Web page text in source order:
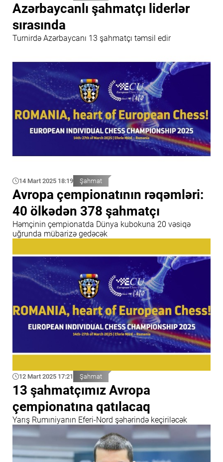
Azərbaycanlı şahmatçı liderlər
sırasında
Turnirdə Azərbaycanı 13 şahmatçı təmsil edir
14 Mart 2025 18:19 Şahmat
Avropa çempionatının rəqəmləri:
40 ölkədən 378 şahmatçı
Həmçinin çempionatda Dünya kubokuna 20 vəsiqə
uğrunda mübarizə gedəcək
12 Mart 2025 17:21 Şahmat
13 şahmatçımız Avropa
çempionatına qatılacaq
Yarış Rumıniyanın Eferi-Nord şəhərində keçiriləcək